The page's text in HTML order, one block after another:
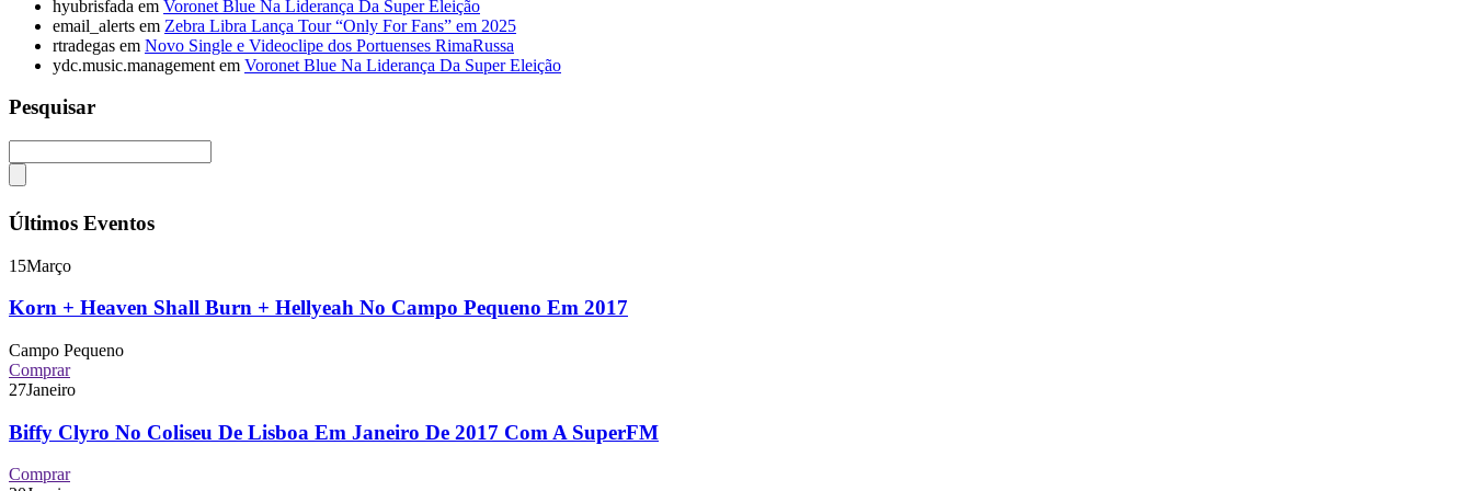
hyubrisfada em Voronet Blue Na Liderança Da Super Eleição
email_alerts em Zebra Libra Lança Tour “Only For Fans” em 2025
rtradegas em Novo Single e Videoclipe dos Portuenses RimaRussa
ydc.music.management em Voronet Blue Na Liderança Da Super Eleição
Pesquisar
Últimos Eventos
15Março
Korn + Heaven Shall Burn + Hellyeah No Campo Pequeno Em 2017
Campo Pequeno
Comprar
27Janeiro
Biffy Clyro No Coliseu De Lisboa Em Janeiro De 2017 Com A SuperFM
Comprar